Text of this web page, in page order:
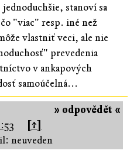
stanoví sa
"viac" resp. iné než
vlastniť veci, ale nie
prevedenia
v ankapových
samoúčelná...
» odpovědět «
[↑]
neuveden